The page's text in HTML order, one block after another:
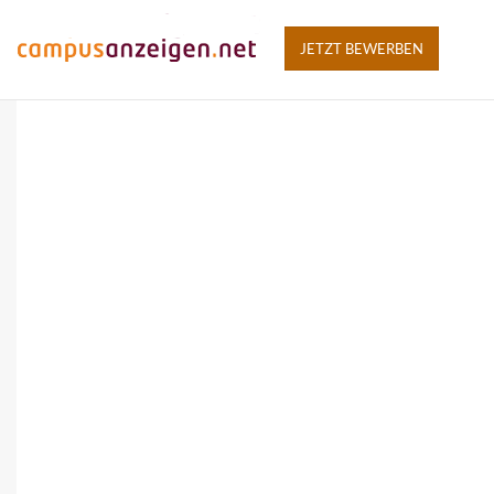
JETZT BEWERBEN